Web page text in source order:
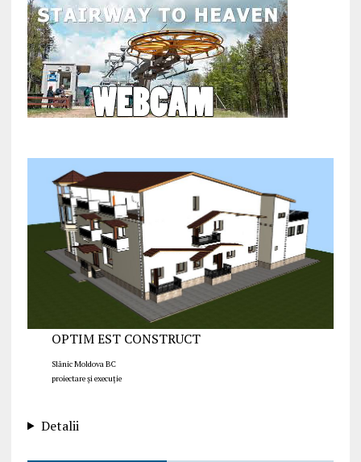
OPTIM EST CONSTRUCT
Slănic Moldova BC
proiectare și execuție
Detalii